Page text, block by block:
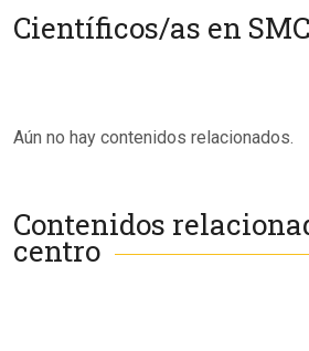
Científicos/as en SMC
Aún no hay contenidos relacionados.
Contenidos
centro